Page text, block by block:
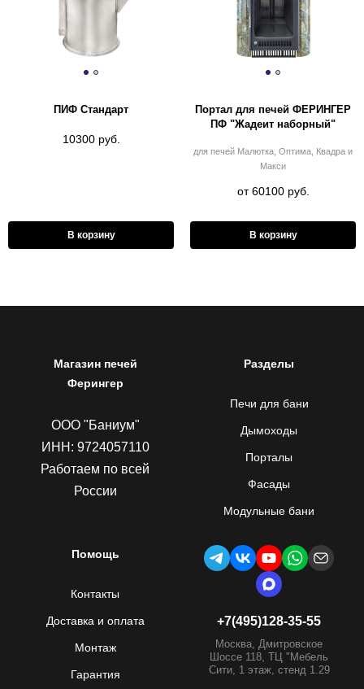
ПИФ Стандарт
10300 руб.
В корзину
Портал для печей ФЕРИНГЕР
ПФ "Жадеит наборный"
для печей Малютка, Оптима, Квадра и
Макси
от 60100 руб.
В корзину
Магазин печей
Ферингер
ООО "Баниум"
ИНН: 9724057110
Работаем по всей
России
Разделы
Печи для бани
Дымоходы
Порталы
Фасады
Модульные бани
Помощь
Контакты
Доставка и оплата
Монтаж
Гарантия
+7(495)128-35-55
Москва, Дмитровское
Шоссе 118, ТЦ "Мебель
Сити, 1 этаж, стенд 1.29